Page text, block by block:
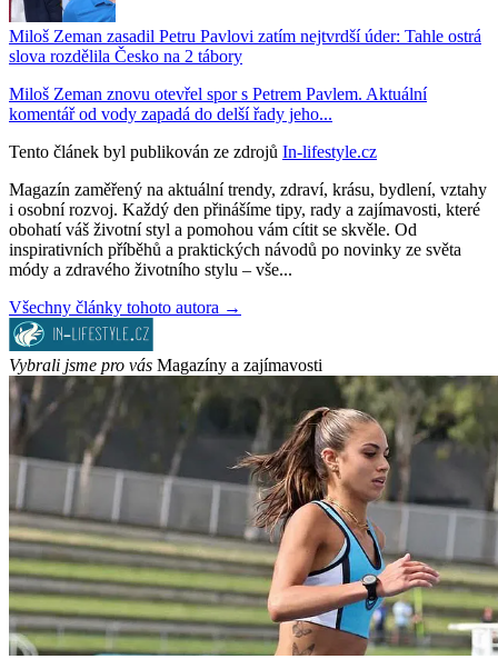
Miloš Zeman zasadil Petru Pavlovi zatím nejtvrdší úder: Tahle ostrá
slova rozdělila Česko na 2 tábory
Miloš Zeman znovu otevřel spor s Petrem Pavlem. Aktuální
komentář od vody zapadá do delší řady jeho...
Tento článek byl publikován ze zdrojů In-lifestyle.cz
Magazín zaměřený na aktuální trendy, zdraví, krásu, bydlení, vztahy
i osobní rozvoj. Každý den přinášíme tipy, rady a zajímavosti, které
obohatí váš životní styl a pomohou vám cítit se skvěle. Od
inspirativních příběhů a praktických návodů po novinky ze světa
módy a zdravého životního stylu – vše...
Všechny články tohoto autora →
Vybrali jsme pro vás Magazíny a zajímavosti